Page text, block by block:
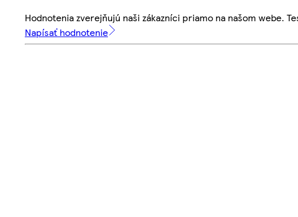
Hodnotenia zverejňujú naši zákazníci priamo na našom webe.
Napísať hodnotenie